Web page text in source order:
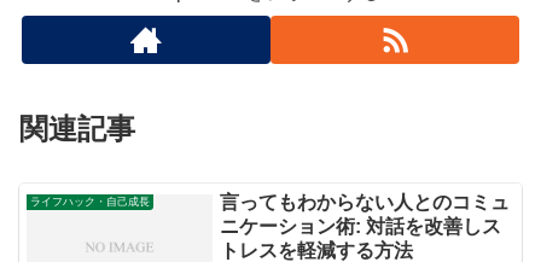
関連記事
ライフハック・自己成長
言ってもわからない人とのコミュ
ニケーション術: 対話を改善しス
トレスを軽減する方法